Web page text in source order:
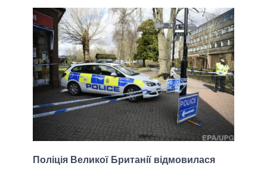
Поліція Великої Британії відмовилася